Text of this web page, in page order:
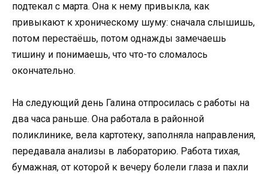
подтекал с марта. Она к нему привыкла, как
привыкают к хроническому шуму: сначала слышишь,
потом перестаёшь, потом однажды замечаешь
тишину и понимаешь, что что-то сломалось
окончательно.
На следующий день Галина отпросилась с работы на
два часа раньше. Она работала в районной
поликлинике, вела картотеку, заполняла направления,
передавала анализы в лабораторию. Работа тихая,
бумажная, от которой к вечеру болели глаза и пахли